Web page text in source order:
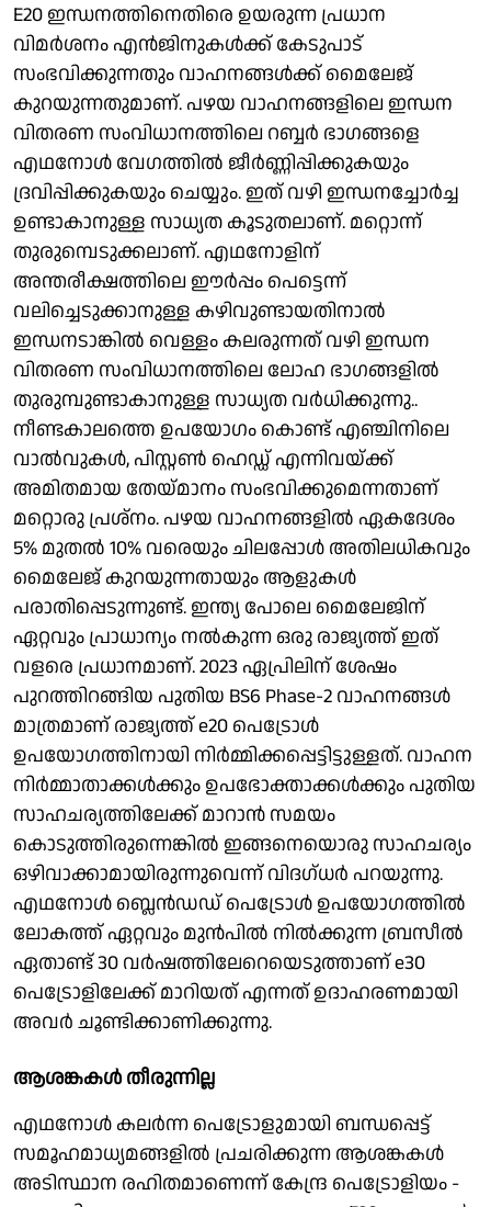
E20 ഇന്ധനത്തിനെതിരെ ഉയരുന്ന പ്രധാന
വിമർശനം എൻജിനുകൾക്ക് കേടുപാട്
സംഭവിക്കുന്നതും വാഹനങ്ങൾക്ക് മൈലേജ്
കുറയുന്നതുമാണ്. പഴയ വാഹനങ്ങളിലെ ഇന്ധന
വിതരണ സംവിധാനത്തിലെ റബ്ബർ ഭാഗങ്ങളെ
എഥനോൾ വേഗത്തിൽ ജീർണ്ണിപ്പിക്കുകയും
ദ്രവിപ്പിക്കുകയും ചെയ്യും. ഇത് വഴി ഇന്ധനച്ചോർച്ച
ഉണ്ടാകാനുള്ള സാധ്യത കൂടുതലാണ്. മറ്റൊന്ന്
തുരുമ്പെടുക്കലാണ്. എഥനോളിന്
അന്തരീക്ഷത്തിലെ ഈർപ്പം പെട്ടെന്ന്
വലിച്ചെടുക്കാനുള്ള കഴിവുണ്ടായതിനാൽ
ഇന്ധനടാങ്കിൽ വെള്ളം കലരുന്നത് വഴി ഇന്ധന
വിതരണ സംവിധാനത്തിലെ ലോഹ ഭാഗങ്ങളിൽ
തുരുമ്പുണ്ടാകാനുള്ള സാധ്യത വർധിക്കുന്നു..
നീണ്ടകാലത്തെ ഉപയോഗം കൊണ്ട് എഞ്ചിനിലെ
വാൽവുകൾ, പിസ്റ്റൺ ഹെഡ്ഡ് എന്നിവയ്ക്ക്
അമിതമായ തേയ്മാനം സംഭവിക്കുമെന്നതാണ്
മറ്റൊരു പ്രശ്‍നം. പഴയ വാഹനങ്ങളിൽ ഏകദേശം
5% മുതൽ 10% വരെയും ചിലപ്പോൾ അതിലധികവും
മൈലേജ് കുറയുന്നതായും ആളുകൾ
പരാതിപ്പെടുന്നുണ്ട്. ഇന്ത്യ പോലെ മൈലേജിന്
ഏറ്റവും പ്രാധാന്യം നൽകുന്ന ഒരു രാജ്യത്ത് ഇത്
വളരെ പ്രധാനമാണ്. 2023 ഏപ്രിലിന് ശേഷം
പുറത്തിറങ്ങിയ പുതിയ BS6 Phase-2 വാഹനങ്ങൾ
മാത്രമാണ് രാജ്യത്ത് e20 പെട്രോൾ
ഉപയോഗത്തിനായി നിർമ്മിക്കപ്പെട്ടിട്ടുള്ളത്. വാഹന
നിർമ്മാതാക്കൾക്കും ഉപഭോക്താക്കൾക്കും പുതിയ
സാഹചര്യത്തിലേക്ക് മാറാൻ സമയം
കൊടുത്തിരുന്നെങ്കിൽ ഇങ്ങനെയൊരു സാഹചര്യം
ഒഴിവാക്കാമായിരുന്നുവെന്ന് വിദഗ്ധർ പറയുന്നു.
എഥനോൾ ബ്ലെൻഡഡ്‌ പെട്രോൾ ഉപയോഗത്തിൽ
ലോകത്ത് ഏറ്റവും മുൻപിൽ നിൽക്കുന്ന ബ്രസീൽ
ഏതാണ്ട് 30 വർഷത്തിലേറെയെടുത്താണ് e30
പെട്രോളിലേക്ക് മാറിയത് എന്നത് ഉദാഹരണമായി
അവർ ചൂണ്ടിക്കാണിക്കുന്നു.
ആശങ്കകൾ തീരുന്നില്ല
എഥനോൾ കലർന്ന പെട്രോളുമായി ബന്ധപ്പെട്ട്
സമൂഹമാധ്യമങ്ങളിൽ പ്രചരിക്കുന്ന ആശങ്കകൾ
അടിസ്ഥാന രഹിതമാണെന്ന് കേന്ദ്ര പെട്രോളിയം -